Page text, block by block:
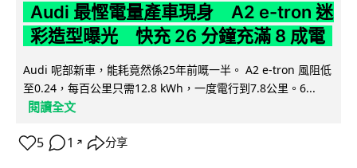
Audi 最慳電量產車現身 A2 e-tron 迷
彩造型曝光 快充 26 分鐘充滿 8 成電
Audi 呢部新車，能耗竟然係25年前嘅一半。 A2 e-tron 風阻低
至0.24，每百公里只需12.8 kWh，一度電行到7.8公里。6...
閱讀全文
5 1 ↗ 分享